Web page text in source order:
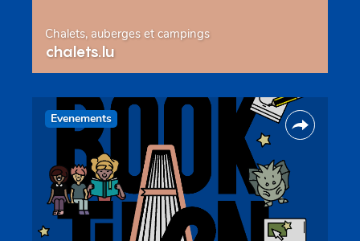
Chalets, auberges et campings
chalets.lu
Evenements